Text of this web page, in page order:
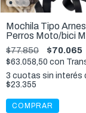
Mochila Tipo
Perros Moto/bici
Chunis Talle XL - 8
$77.850 $70.065
$63.058,50 con
3 cuotas sin interés
$23.355
COMPRAR